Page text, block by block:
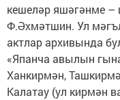
кешеләр яшәгәнме
Ф.Әхмәтшин. Ул
актлар архивында
«Япанча авылын
Ханкирмән,
Калатау (ул кирмән